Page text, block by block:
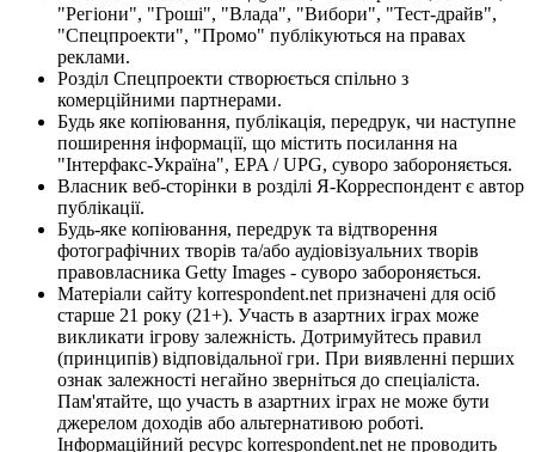
"Регіони", "Гроші", "Влада", "Вибори", "Тест-драйв",
"Спецпроекти", "Промо" публікуються на правах
реклами.
Розділ Спецпроекти створюється спільно з
комерційними партнерами.
Будь яке копіювання, публікація, передрук, чи наступне
поширення інформації, що містить посилання на
"Інтерфакс-Україна", EPA / UPG, суворо забороняється.
Власник веб-сторінки в розділі Я-Корреспондент є автор
публікації.
Будь-яке копіювання, передрук та відтворення
фотографічних творів та/або аудіовізуальних творів
правовласника Getty Images - суворо забороняється.
Матеріали сайту korrespondent.net призначені для осіб
старше 21 року (21+). Участь в азартних іграх може
викликати ігрову залежність. Дотримуйтесь правил
(принципів) відповідальної гри. При виявленні перших
ознак залежності негайно зверніться до спеціаліста.
Пам'ятайте, що участь в азартних іграх не може бути
джерелом доходів або альтернативою роботі.
Інформаційний ресурс korrespondent.net не проводить